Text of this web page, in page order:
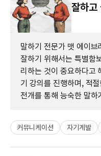
잘하고
말하기 전문가 맷 에이
잘하기 위해서는 특별함
리하는 것이 중요하다고
기 강의를 진행하며, 적
전개를 통해 능숙한 말하
커뮤니케이션 자기계발